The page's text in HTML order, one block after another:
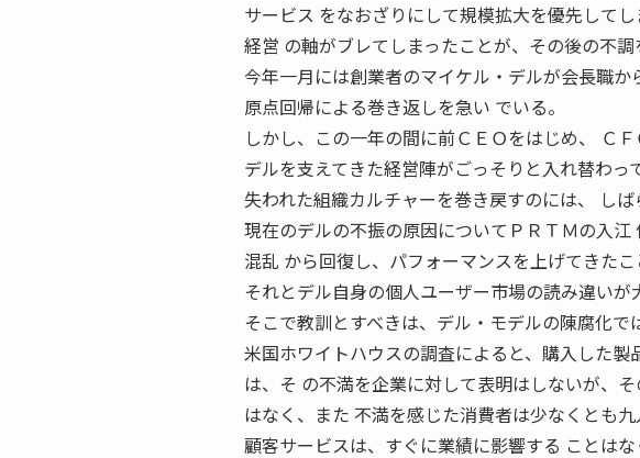
サービス をなおざりにして規模拡大を優先してし
経営 の軸がブレてしまったことが、その後の不
今年一月には創業者のマイケル・デルが会長職か
原点回帰による巻き返しを急い でいる。
しかし、この一年の間に前ＣＥＯをはじめ、 Ｃ
デルを支えてきた経営陣がごっそりと入れ替わっ
失われた組織カルチャーを巻き戻すのには、 しば
現在のデルの不振の原因についてＰＲＴＭの入
混乱 から回復し、パフォーマンスを上げてきたこ
それとデル自身の個人ユーザー市場の読み違いが
そこで教訓とすべきは、デル・モデルの陳腐化で
米国ホワイトハウスの調査によると、購入した
は、そ の不満を企業に対して表明はしないが、
はなく、また 不満を感じた消費者は少なくとも九
顧客サービスは、すぐに業績に影響する ことは